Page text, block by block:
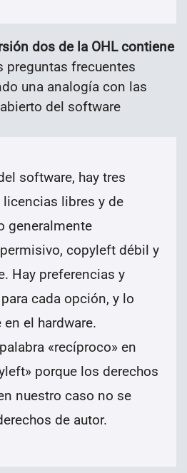
dos de la OHL contiene
preguntas frecuentes
una analogía con las
del software
software, hay tres
libres y de
generalmente
copyleft débil y
Hay preferencias y
cada opción, y lo
el hardware.
«recíproco» en
porque los derechos
nuestro caso no se
de autor.